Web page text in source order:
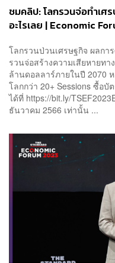
ชมคลิป: โลกรวนจ่อทำเศ
อะไรเลย | Economic
โลกรวนป่วนเศรษฐกิจ ผลกา
รวนจ่อสร้างความเสียหายทา
ล้านดอลลาร์ภายในปี 2070
โลกกว่า 20+ Sessions ซื้อบั
ได้ที่ https://bit.ly/
ธันวาคม 2566 เท่านั้น ...